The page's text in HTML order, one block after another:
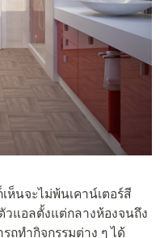
ห็นจะไม่พ้นเคาน์เตอร์สี
แอลตั้งแต่กลางห้องจนถึง
ถทำกิจกรรมต่าง ๆ ได้